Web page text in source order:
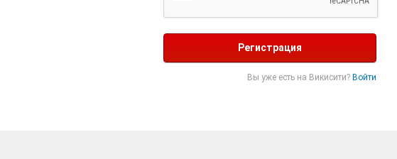
Регистрация
Вы уже есть на Викисити? Войти